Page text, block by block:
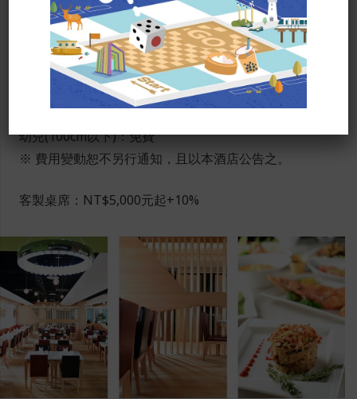
中西式自助早餐
成人(140cm以上)：每位NT$280+10%
兒童(100cm-140cm) ：每位NT$200+10%
幼兒(100cm以下)：免費
※ 費用變動恕不另行通知，且以本酒店公告之。
客製桌席：NT$5,000元起+10%